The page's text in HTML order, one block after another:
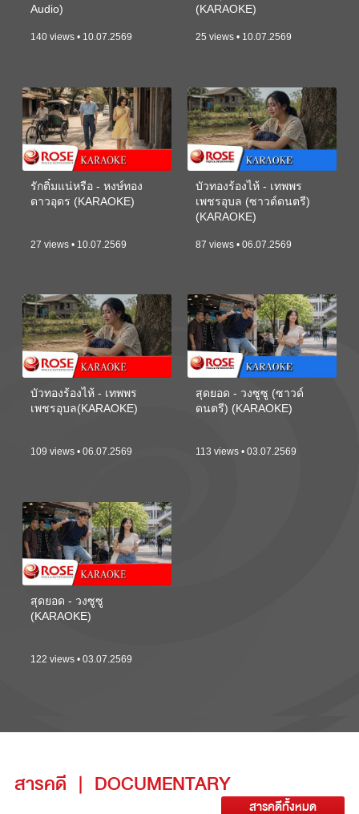
Audio)
140 views • 10.07.2569
(KARAOKE)
25 views • 10.07.2569
รักติ๋มแน่หรือ - หงษ์ทอง
ดาวอุดร (KARAOKE)
27 views • 10.07.2569
บัวทองร้องไห้ - เทพพร
เพชรอุบล (ซาวด์ดนตรี)
(KARAOKE)
87 views • 06.07.2569
บัวทองร้องไห้ - เทพพร
เพชรอุบล(KARAOKE)
109 views • 06.07.2569
สุดยอด - วงซูซู (ซาวด์
ดนตรี) (KARAOKE)
113 views • 03.07.2569
สุดยอด - วงซูซู
(KARAOKE)
122 views • 03.07.2569
สารคดี | DOCUMENTARY
สารคดีทั้งหมด